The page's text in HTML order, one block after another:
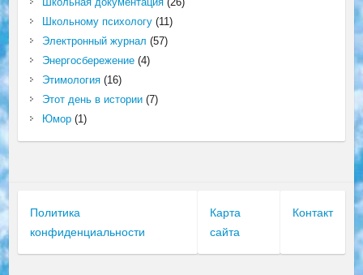
Школьному психологу(11)
Электронный журнал (57)
Энергосбережение(4)
Этимология(16)
Этот день в истории(7)
Юмор(1)
Политика
конфиденциальности
Карта
сайта
Контакт